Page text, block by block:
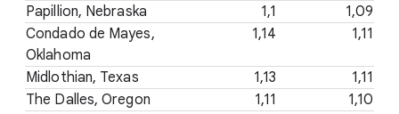
Papillion, Nebraska 1,1
1,09
Condado de Mayes,
Oklahoma
1,14 1,11
Midlothian, Texas 1,13
1,11
The Dalles, Oregon
1,11
1,10